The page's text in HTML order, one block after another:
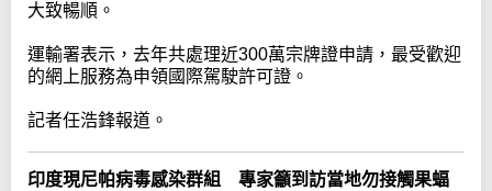
大致暢順。
運輸署表示，去年共處理近300萬宗牌證申請，最受歡迎
的網上服務為申領國際駕駛許可證。
記者任浩鋒報道。
印度現尼帕病毒感染群組 專家籲到訪當地勿接觸果蝠